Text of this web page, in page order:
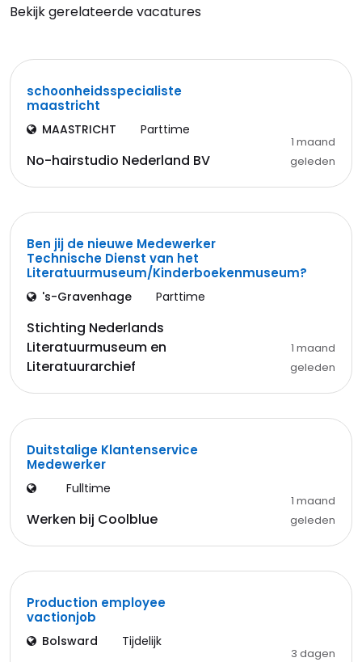
Bekijk gerelateerde vacatures
schoonheidsspecialiste
maastricht
MAASTRICHT Parttime
No-hairstudio Nederland BV
1 maand
geleden
Ben jij de nieuwe Medewerker
Technische Dienst van het
Literatuurmuseum/Kinderboekenmuseum?
's-Gravenhage Parttime
Stichting Nederlands
Literatuurmuseum en
Literatuurarchief
1 maand
geleden
Duitstalige Klantenservice
Medewerker
Fulltime
Werken bij Coolblue
1 maand
geleden
Production employee
vactionjob
Bolsward Tijdelijk
3 dagen